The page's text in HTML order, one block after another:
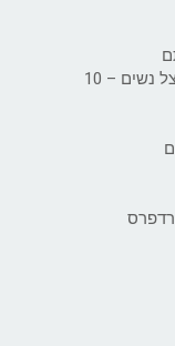
מה אוכלים כדי להגביר את הרצון המיני אצל נשים – 10